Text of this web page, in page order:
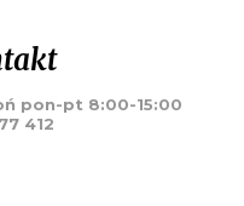
pon-pt 8:00-15:00
412